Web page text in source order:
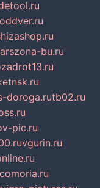
bu.ru
doroga.rutb02.ru
pic.ru
vgurin.ru